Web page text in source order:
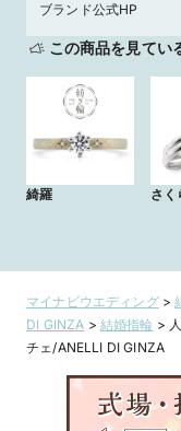
ブランド公式HP
この商品を見てい
綺羅 さ
マイナビウエディング>
DI GINZA > 結婚指輪 >
チェ/ANELLI DI GINZA